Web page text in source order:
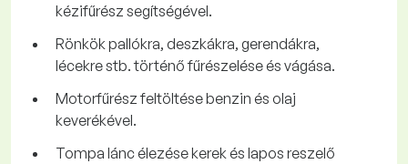
kézifűrész segítségével.
Rönkök pallókra, deszkákra, gerendákra,
lécekre stb. történő fűrészelése és vágása.
Motorfűrész feltöltése benzin és olaj
keverékével.
Tompa lánc élezése kerek és lapos reszelő